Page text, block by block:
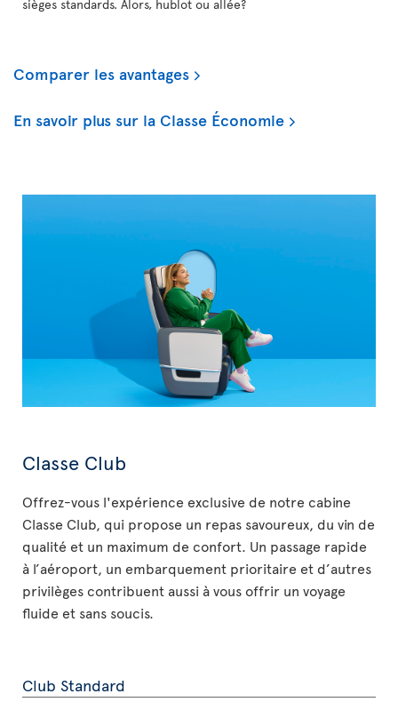
sièges standards. Alors, hublot ou allée?
Comparer les avantages
En savoir plus sur la Classe Économie
Classe Club
Offrez-vous l'expérience exclusive de notre cabine
Classe Club, qui propose un repas savoureux, du vin de
qualité et un maximum de confort. Un passage rapide
à l’aéroport, un embarquement prioritaire et d’autres
privilèges contribuent aussi à vous offrir un voyage
fluide et sans soucis.
Club Standard